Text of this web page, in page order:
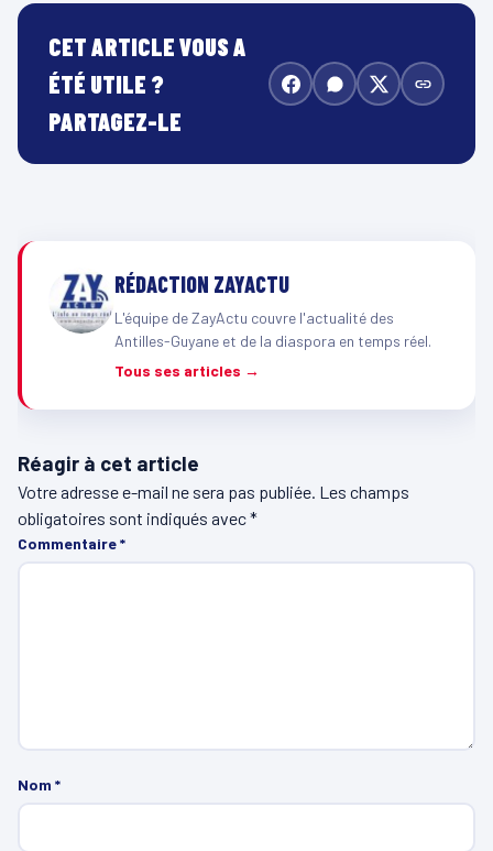
CET ARTICLE VOUS A
ÉTÉ UTILE ?
PARTAGEZ-LE
RÉDACTION ZAYACTU
L'équipe de ZayActu couvre l'actualité des
Antilles-Guyane et de la diaspora en temps réel.
Tous ses articles →
Réagir à cet article
Votre adresse e-mail ne sera pas publiée. Les champs
obligatoires sont indiqués avec*
Commentaire*
Nom *